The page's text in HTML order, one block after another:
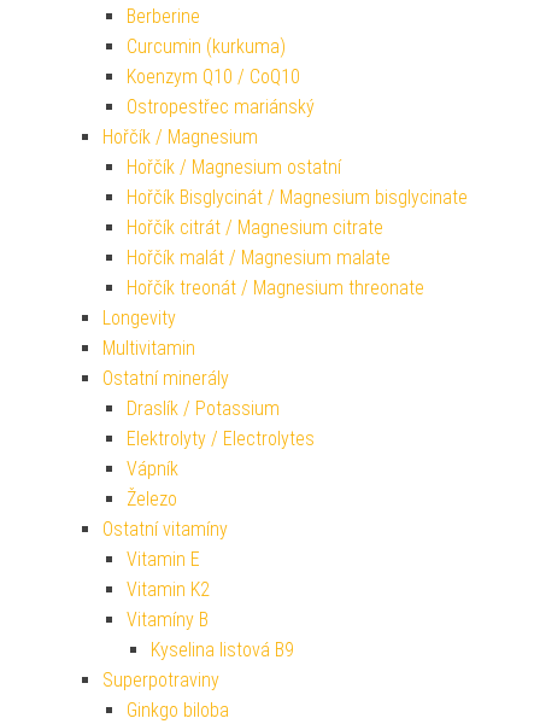
Berberine
Curcumin (kurkuma)
Koenzym Q10 / CoQ10
Ostropestřec mariánský
Hořčík / Magnesium
Hořčík / Magnesium ostatní
Hořčík Bisglycinát / Magnesium bisglycinate
Hořčík citrát / Magnesium citrate
Hořčík malát / Magnesium malate
Hořčík treonát / Magnesium threonate
Longevity
Multivitamin
Ostatní minerály
Draslík / Potassium
Elektrolyty / Electrolytes
Vápník
Železo
Ostatní vitamíny
Vitamin E
Vitamin K2
Vitamíny B
Kyselina listová B9
Superpotraviny
Ginkgo biloba